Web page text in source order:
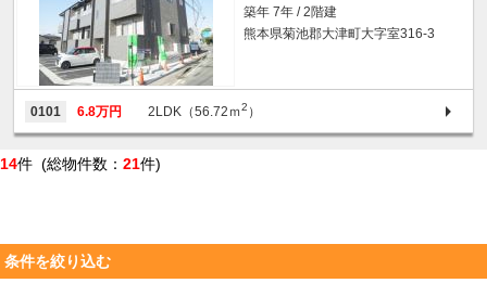
築年 7年 / 2階建
熊本県菊池郡大津町大字室316-3
0101 6.8万円 2LDK（56.72ｍ2 ）
14件 (総物件数： 21件)
条件を絞り込む